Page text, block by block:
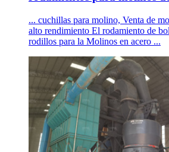
... cuchillas para molino, Venta de
alto rendimiento El rodamiento de
rodillos para la Molinos en acero ...